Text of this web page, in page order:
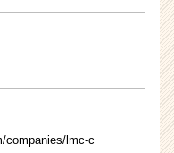
companies/lmc-c